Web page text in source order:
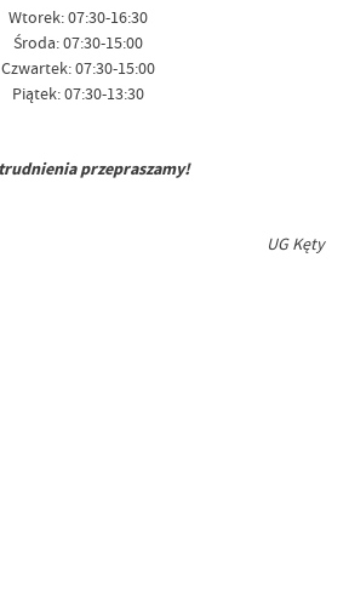
Wtorek: 07:30-16:30
Środa: 07:30-15:00
Czwartek: 07:30-15:00
Piątek: 07:30-13:30
przepraszamy!
UG Kęty